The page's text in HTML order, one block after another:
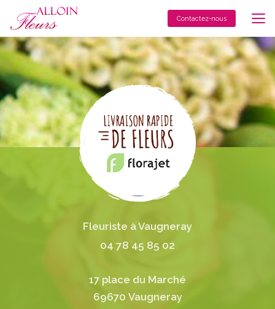
contenu
principal
Contactez-nous
Fleuriste à Vaugneray
04 78 45 85 02
17 place du Marché
69670 Vaugneray